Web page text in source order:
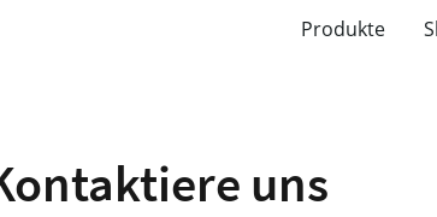
Produkte
uns